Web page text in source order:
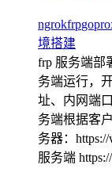
ngrokfrp
境搭建
frp 服务端部
务端运行，
址、内网端
务端根据客
务器：
服务端